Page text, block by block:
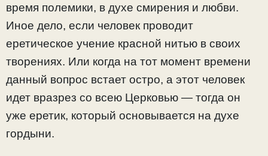
время полемики, в духе смирения и любви.
Иное дело, если человек проводит
еретическое учение красной нитью в своих
творениях. Или когда на тот момент времени
данный вопрос встает остро, а этот человек
идет вразрез со всею Церковью — тогда он
уже еретик, который основывается на духе
гордыни.